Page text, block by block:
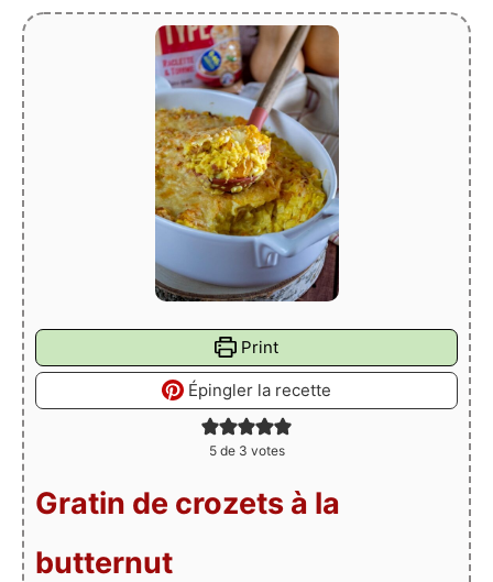
Print
Épingler la recette
5de 3 votes
Gratin de crozets à la
butternut